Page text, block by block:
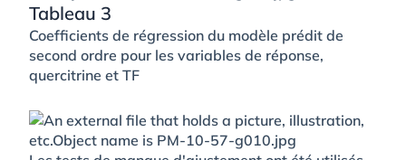
Tableau 3
Coefficients de régression du modèle prédit de
second ordre pour les variables de réponse,
quercitrine et TF